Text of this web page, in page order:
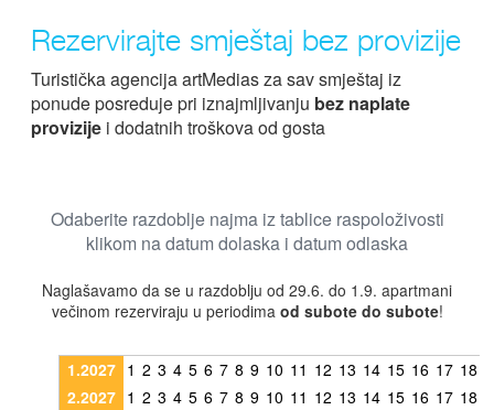
Rezervirajte smještaj bez provizije
Turistička agencija artMedias za sav smještaj iz
ponude posreduje pri iznajmljivanju bez naplate
provizije i dodatnih troškova od gosta
Odaberite razdoblje najma iz tablice raspoloživosti
klikom na datum dolaska i datum odlaska
Naglašavamo da se u razdoblju od 29.6. do 1.9. apartmani
večinom rezerviraju u periodima od subote do subote!
1.2027 1 2 3 4 5 6 7 8 9 10 11 12 13 14 15 16 17 18
2.2027 1 2 3 4 5 6 7 8 9 10 11 12 13 14 15 16 17 18